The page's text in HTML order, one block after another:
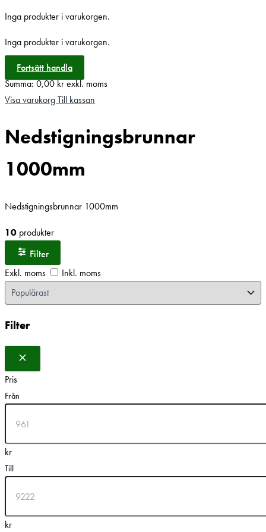
Inga produkter i varukorgen.
Inga produkter i varukorgen.
Fortsätt handla
Summa:0,00krexkl. moms
Visa varukorgTill kassan
Nedstigningsbrunnar
1000mm
Nedstigningsbrunnar 1000mm
10 produkter
Filter
Exkl. moms
Inkl. moms
Filter
Pris
Från
kr
Till
kr